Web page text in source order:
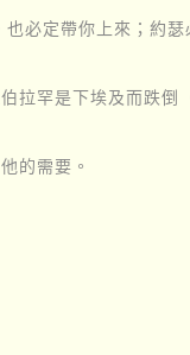
必定帶你上來；約
拉罕是下埃及而跌
的需要。